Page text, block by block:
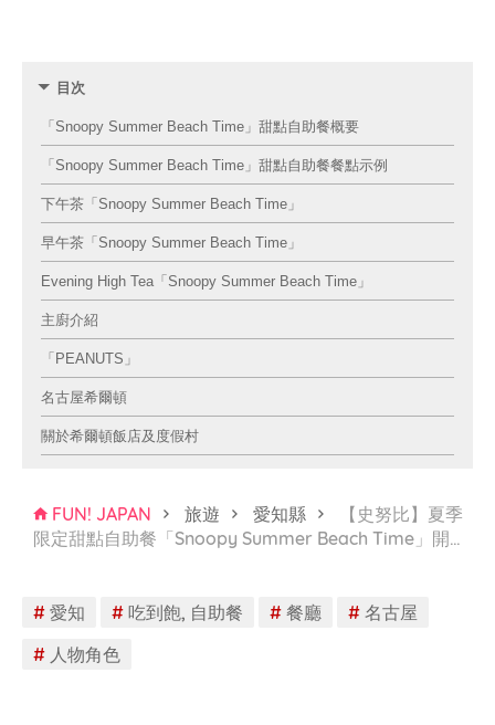
目次
「Snoopy Summer Beach Time」甜點自助餐概要
「Snoopy Summer Beach Time」甜點自助餐餐點示例
下午茶「Snoopy Summer Beach Time」
早午茶「Snoopy Summer Beach Time」
Evening High Tea「Snoopy Summer Beach Time」
主廚介紹
「PEANUTS」
名古屋希爾頓
關於希爾頓飯店及度假村
FUN! JAPAN 旅遊 愛知縣
【史努比】夏季
限定甜點自助餐「Snoopy Summer Beach Time」開…
# 愛知 # 吃到飽, 自助餐 # 餐廳 # 名古屋
# 人物角色